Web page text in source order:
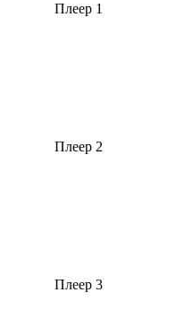
Плеер 1
Плеер 2
Плеер 3